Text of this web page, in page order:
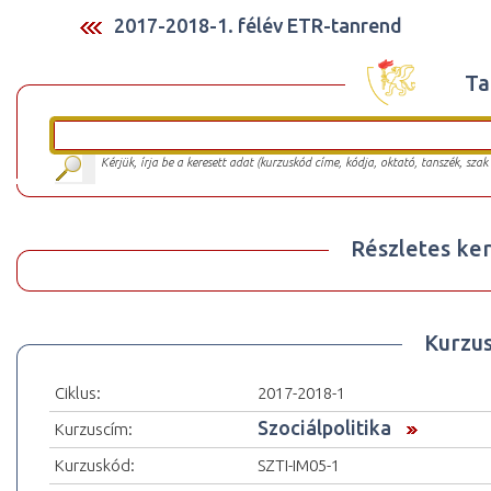
2017-2018-1. félév ETR-tanrend
Kérjük, írja be a keresett adat (kurzuskód címe, kódja, oktató, tanszék,
Részletes
Ciklus:
2017-2018-1
Kurzuscím:
Szociálpolitika
Kurzuskód: SZTI-IM05-1